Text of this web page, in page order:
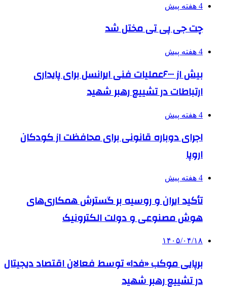
4 هفته پیش
چت جی پی تی مختل شد
4 هفته پیش
بیش از ۶۰۰۰عملیات فنی ایرانسل برای پایداری
ارتباطات در تشییع رهبر شهید
4 هفته پیش
اجرای دوباره قانونی برای محافظت از کودکان
اروپا
4 هفته پیش
تأکید ایران و روسیه بر گسترش همکاری‌های
هوش مصنوعی و دولت الکترونیک
۱۴۰۵/۰۴/۱۸
برپایی موکب «فدا» توسط فعالان اقتصاد دیجیتال
در تشییع رهبر شهید